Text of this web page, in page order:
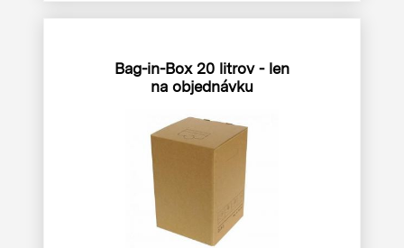
Bag-in-Box 20 litrov - len
na objednávku